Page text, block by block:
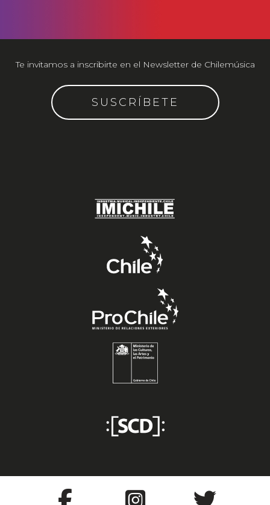
Te invitamos a inscribirte en el Newsletter de Chilemúsica
SUSCRÍBETE